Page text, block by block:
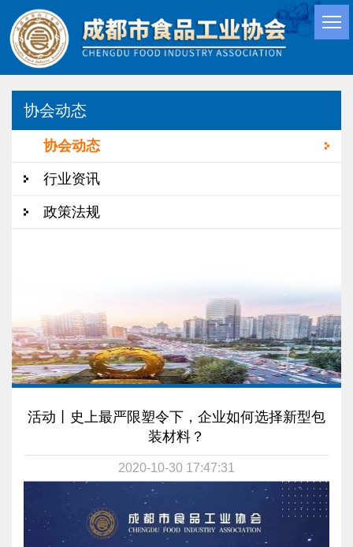
协会动态
协会动态
行业资讯
政策法规
活动丨史上最严限塑令下，企业如何选择新型包
装材料？
2020-10-30 17:47:31